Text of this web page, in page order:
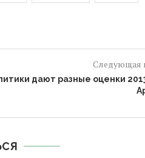
Следующая
дают разные оценки